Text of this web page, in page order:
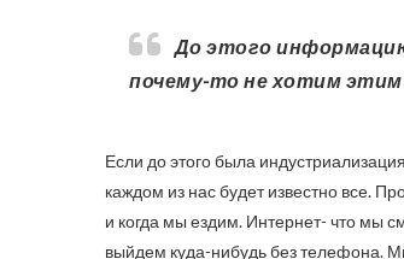
До этого информацию покупали мы, теперь информацию покупают о нас. Но мы
почему-то не хотим
Если до этого была
каждом из нас будет известно все.
и когда мы ездим. Интернет- что мы
выйдем куда-нибудь без телефона.